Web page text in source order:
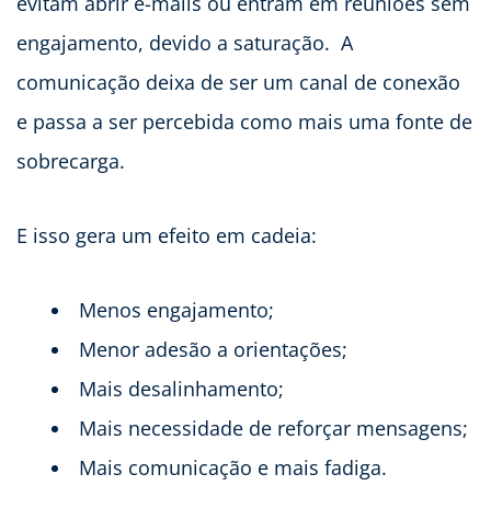
engajamento, devido a saturação. A
comunicação deixa de ser um canal de conexão
e passa a ser percebida como mais uma fonte de
sobrecarga.
E isso gera um efeito em cadeia:
Menos engajamento;
Menor adesão a orientações;
Mais desalinhamento;
Mais necessidade de reforçar mensagens;
Mais comunicação e mais fadiga.